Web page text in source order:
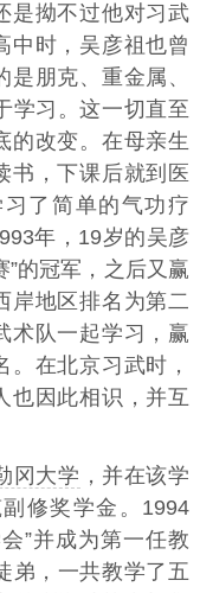
是拗不过他对习武
中时，吴彦祖也曾
朋克、重金属、
学习。这一切直至
的改变。在母亲生
书，下课后就到医
了简单的气功疗
年，19岁的吴彦
的冠军，之后又赢
岸地区排名为第二
术队一起学习，赢
在北京习武时，
也因此相识，并互
冈大学 ，并在该学
修奖学金。1994
”并成为第一任教
弟，一共教学了五